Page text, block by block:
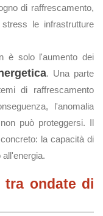
di raffrescamento,
le infrastrutture
è solo l'aumento dei
. Una parte
di raffrescamento
l'anomalia
può proteggersi. Il
la capacità di
tra ondate di